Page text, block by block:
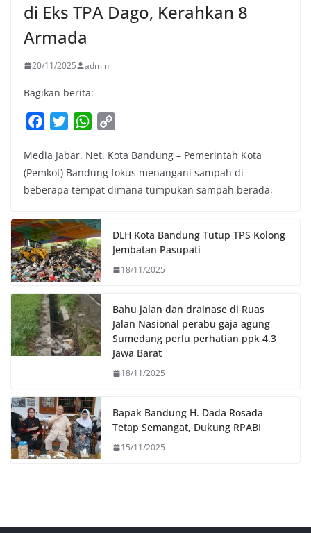
di Eks TPA Dago, Kerahkan 8
Armada
20/11/2025 admin
Bagikan berita:
c
e
b
o
k
i
t
t
r
W
a
t
s
p
p
p
y
L
n
k
Media Jabar. Net. Kota Bandung – Pemerintah Kota
(Pemkot) Bandung fokus menangani sampah di
beberapa tempat dimana tumpukan sampah berada,
DLH Kota Bandung Tutup TPS Kolong
Jembatan Pasupati
18/11/2025
Bahu jalan dan drainase di Ruas
Jalan Nasional perabu gaja agung
Sumedang perlu perhatian ppk 4.3
Jawa Barat
18/11/2025
Bapak Bandung H. Dada Rosada
Tetap Semangat, Dukung RPABI
15/11/2025